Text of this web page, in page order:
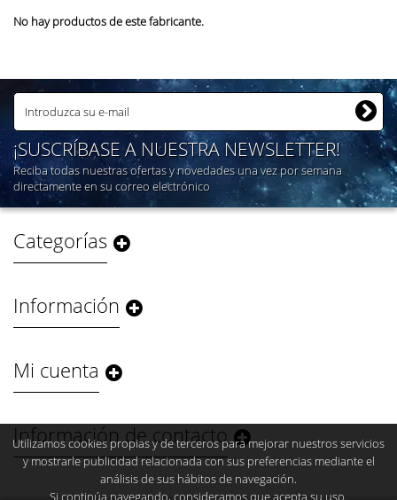
No hay productos de este fabricante.
¡SUSCRÍBASE A NUESTRA NEWSLETTER!
Reciba todas nuestras ofertas y novedades una vez por semana
directamente en su correo electrónico
Categorías
Información
Mi cuenta
Información de contacto
Utilizamos cookies propias y de terceros para mejorar nuestros servicios
y mostrarle publicidad relacionada con sus preferencias mediante el
análisis de sus hábitos de navegación.
Si continúa navegando, consideramos que acepta su uso.